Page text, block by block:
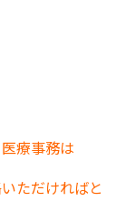
療事務は
ただければと